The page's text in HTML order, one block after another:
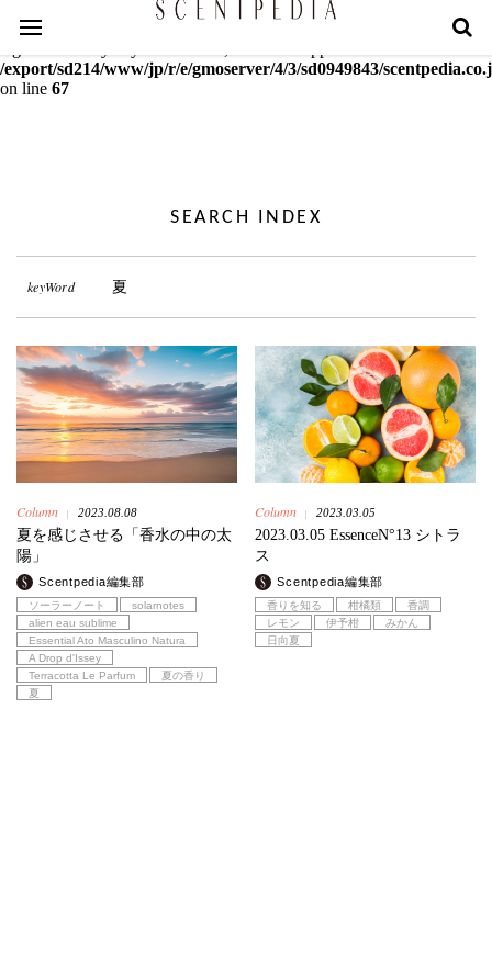
Warning
: mcrypt_decrypt(): Key of size 18 not supported by this
/export/sd214/www/jp/r/e/gmoserver/4/3/sd0949843/
on line 67
SEARCH INDEX
keyWord 夏
Column 2023.08.08
夏を感じさせる「香水の中の太
陽」
Scentpedia編集部
ソーラーノート
solarnotes
alien eau sublime
Essential Ato Masculino Natura
A Drop d'Issey
Terracotta Le Parfum
夏の香り
夏
Column 2023.03.05
2023.03.05 EssenceN°13 シトラ
ス
Scentpedia編集部
香りを知る 柑橘類
香調
レモン
伊予柑
みかん
日向夏